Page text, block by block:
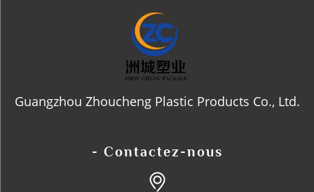
Guangzhou Zhoucheng Plastic Products Co., Ltd.
- Contactez-nous